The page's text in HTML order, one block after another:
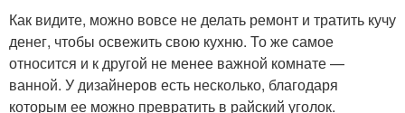
Как видите, можно вовсе не делать ремонт и тратить кучу
денег, чтобы освежить свою кухню. То же самое
относится и к другой не менее важной комнате —
ванной. У дизайнеров есть несколько, благодаря
которым ее можно превратить в райский уголок.